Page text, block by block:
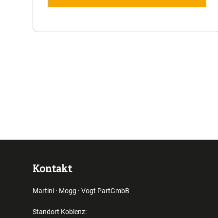
Kontakt
Martini · Mogg · Vogt PartGmbB
Standort Koblenz: